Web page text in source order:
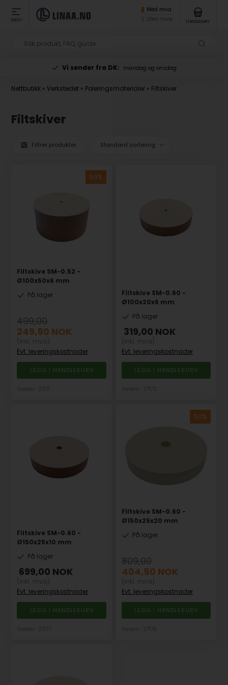
MENY
Med mva
Uten mva
HANDLEKURV
Vi sender fra DK: mandag og onsdag
Nettbutikk »Verkstedet » Poleringsmaterialer » Filtskiver
Filtskiver
Filtrer produkter
Filtskive SM-0.52 -
Ø100x50x6 mm
På lager
499,00
249,50 NOK
Evt. leveringskostnader
Filtskive SM-0.60 -
Ø100x20x6 mm
På lager
319,00 NOK
Evt. leveringskostnader
Filtskive SM-0.60 -
Ø150x25x10 mm
På lager
699,00 NOK
Evt. leveringskostnader
Filtskive SM-0.60 -
Ø150x25x20 mm
På lager
809,00
404,50 NOK
Evt. leveringskostnader